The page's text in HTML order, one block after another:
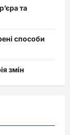
та
способи
змін